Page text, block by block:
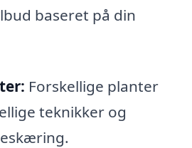
baseret på din
Forskellige planter
teknikker og